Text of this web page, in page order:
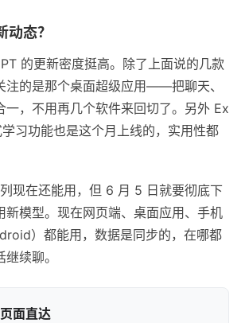
动态？
的更新密度挺高。除了上面说的几款
注的是那个桌面超级应用——把聊天、
一，不用再几个软件来回切了。另外 Ex
习功能也是这个月上线的，实用性都
现在还能用，但 6 月 5 日就要彻底下
新模型。现在网页端、桌面应用、手机
）都能用，数据是同步的，在哪都
续聊。
面直达